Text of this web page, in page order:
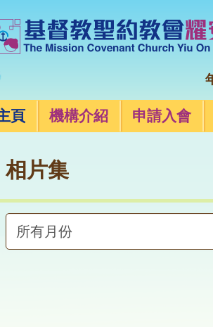
年
頁 機構介紹 申請入會
相片集